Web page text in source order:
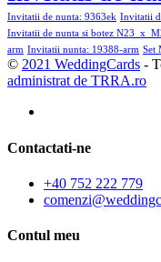
Invitatii de nunta: 9363ek Invitatii
Invitatii de nunta si botez
arm Invitatii nunta: 19388-arm Set
© 2021 WeddingCards -
administrat de TRRA.ro
Contactati-ne
+40 752 222 779
Contul meu